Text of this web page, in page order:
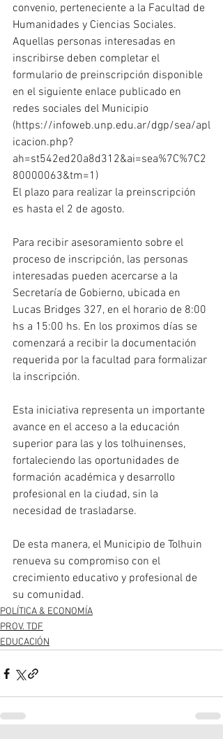
convenio, perteneciente a la Facultad de
Humanidades y Ciencias Sociales.
Aquellas personas interesadas en
inscribirse deben completar el
formulario de preinscripción disponible
en el siguiente enlace publicado en
redes sociales del Municipio
(https://infoweb.unp.edu.ar/dgp/sea/apl
icacion.php?
ah=st542ed20a8d312&ai=sea%7C%7C2
80000063&tm=1)
El plazo para realizar la preinscripción
es hasta el 2 de agosto.
Para recibir asesoramiento sobre el
proceso de inscripción, las personas
interesadas pueden acercarse a la
Secretaría de Gobierno, ubicada en
Lucas Bridges 327, en el horario de 8:00
hs a 15:00 hs. En los proximos días se
comenzará a recibir la documentación
requerida por la facultad para formalizar
la inscripción.
Esta iniciativa representa un importante
avance en el acceso a la educación
superior para las y los tolhuinenses,
fortaleciendo las oportunidades de
formación académica y desarrollo
profesional en la ciudad, sin la
necesidad de trasladarse.
De esta manera, el Municipio de Tolhuin
renueva su compromiso con el
crecimiento educativo y profesional de
su comunidad.
POLÍTICA & ECONOMÍA
PROV. TDF
EDUCACIÓN